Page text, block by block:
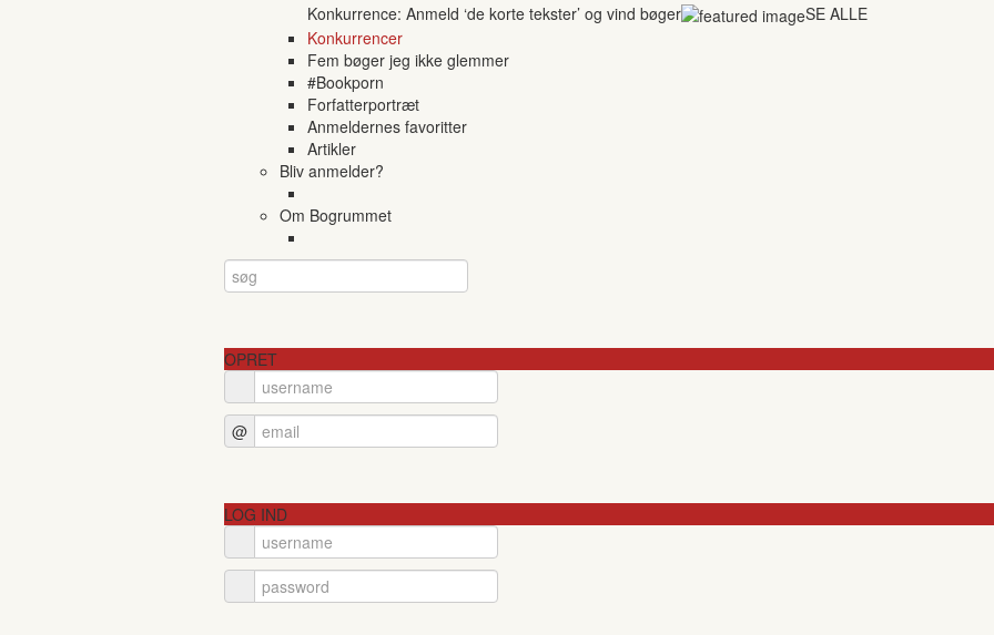
Konkurrence: Anmeld ‘de korte tekster’ og vind bøger
SE ALLE
Konkurrencer
Fem bøger jeg ikke glemmer
#Bookporn
Forfatterportræt
Anmeldernes favoritter
Artikler
Bliv anmelder?
Om Bogrummet
OPRET
@
LOG IND